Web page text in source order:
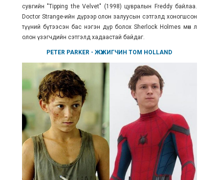
сувгийн "Tipping the Velvet" (1998) цувралын Freddy байлаа.
Doctor Strange-ийн дүрээр олон залуусын сэтгэлд хоногшсон
түүний бүтээсэн бас нэгэн дүр болох Sherlock Holmes мөн л
олон үзэгчдийн сэтгэлд хадаастай байдаг.
PETER PARKER - ЖҮЖИГЧИНTOM HOLLAND